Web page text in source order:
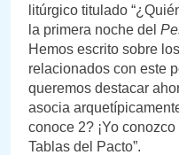
litúrgico titulado
la primera noche del
Hemos escrito sobre
relacionados con este
queremos destacar
asocia
conoce 2? ¡Yo
Tablas del Pacto”.